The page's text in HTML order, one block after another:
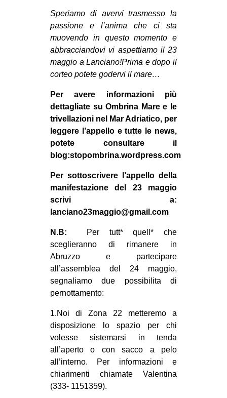
Speriamo di avervi trasmesso la
passione e l’anima che ci sta
muovendo in questo momento e
abbracciandovi vi aspettiamo il 23
maggio a Lanciano!Prima e dopo il
corteo potete godervi il mare…
Per avere informazioni più
dettagliate su Ombrina Mare e le
trivellazioni nel Mar Adriatico, per
leggere l’appello e tutte le news,
potete consultare il
blog:stopombrina.wordpress.com
Per sottoscrivere l’appello della
manifestazione del 23 maggio
scrivi a:
lanciano23maggio@gmail.com
N.B:
Per tutt* quell* che
sceglieranno di rimanere in
Abruzzo e partecipare
all’assemblea del 24 maggio,
segnaliamo due possibilita di
pernottamento:
1.Noi di Zona 22 metteremo a
disposizione lo spazio per chi
volesse sistemarsi in tenda
all’aperto o con sacco a pelo
all’interno. Per informazioni e
chiarimenti chiamate Valentina
(333- 1151359).